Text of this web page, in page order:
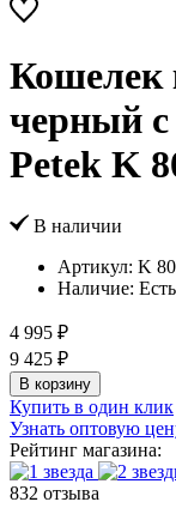
Кошелек
черный
Petek K
В наличии
Артикул: K
Наличие: Есть
4 995 ₽
9 425 ₽
В корзину
Купить в один клик
Узнать оптовую
Рейтинг магазина:
832 отзыва